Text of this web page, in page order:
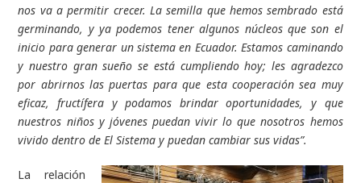
nos va a permitir crecer. La semilla que hemos sembrado está
germinando, y ya podemos tener algunos núcleos que son el
inicio para generar un sistema en Ecuador. Estamos caminando
y nuestro gran sueño se está cumpliendo hoy; les agradezco
por abrirnos las puertas para que esta cooperación sea muy
eficaz, fructífera y podamos brindar oportunidades, y que
nuestros niños y jóvenes puedan vivir lo que nosotros hemos
vivido dentro de El Sistema y puedan cambiar sus vidas”.
La relación